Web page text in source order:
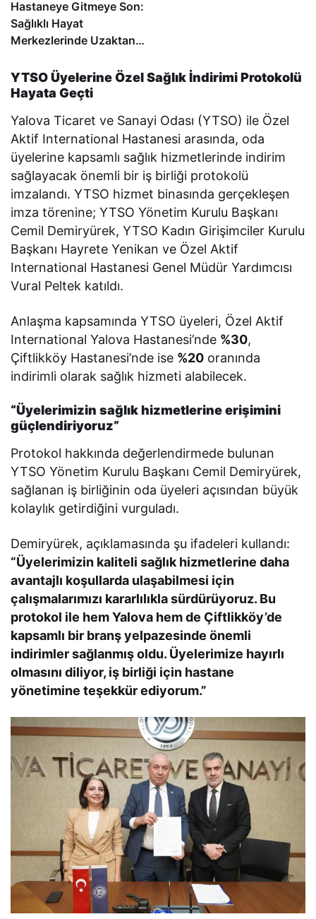
Hastaneye Gitmeye Son:
Sağlıklı Hayat
Merkezlerinde Uzaktan
YTSO Üyelerine Özel Sağlık İndirimi Protokolü
Hayata Geçti
Yalova Ticaret ve Sanayi Odası (YTSO) ile Özel
Aktif International Hastanesi arasında, oda
üyelerine kapsamlı sağlık hizmetlerinde indirim
sağlayacak önemli bir iş birliği protokolü
imzalandı. YTSO hizmet binasında gerçekleşen
imza törenine; YTSO Yönetim Kurulu Başkanı
Cemil Demiryürek, YTSO Kadın Girişimciler Kurulu
Başkanı Hayrete Yenikan ve Özel Aktif
International Hastanesi Genel Müdür Yardımcısı
Vural Peltek katıldı.
Anlaşma kapsamında YTSO üyeleri, Özel Aktif
International Yalova Hastanesi’nde %30,
Çiftlikköy Hastanesi’nde ise %20 oranında
indirimli olarak sağlık hizmeti alabilecek.
“Üyelerimizin sağlık hizmetlerine erişimini
güçlendiriyoruz”
Protokol hakkında değerlendirmede bulunan
YTSO Yönetim Kurulu Başkanı Cemil Demiryürek,
sağlanan iş birliğinin oda üyeleri açısından büyük
kolaylık getirdiğini vurguladı.
Demiryürek, açıklamasında şu ifadeleri kullandı:
“Üyelerimizin kaliteli sağlık hizmetlerine daha
avantajlı koşullarda ulaşabilmesi için
çalışmalarımızı kararlılıkla sürdürüyoruz. Bu
protokol ile hem Yalova hem de Çiftlikköy’de
kapsamlı bir branş yelpazesinde önemli
indirimler sağlanmış oldu. Üyelerimize hayırlı
olmasını diliyor, iş birliği için hastane
yönetimine teşekkür ediyorum.”